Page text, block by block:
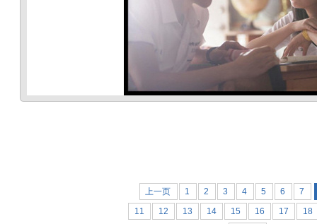
上一页 1 2 3 4 5 6
7
11
12 13 14 15 16 17
18